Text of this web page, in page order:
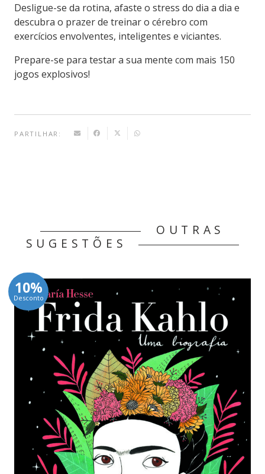
Desligue-se da rotina, afaste o stress do dia a dia e
descubra o prazer de treinar o cérebro com
exercícios envolventes, inteligentes e viciantes.
Prepare-se para testar a sua mente com mais 150
jogos explosivos!
PARTILHAR:
OUTRAS
SUGESTÕES
10%
Desconto